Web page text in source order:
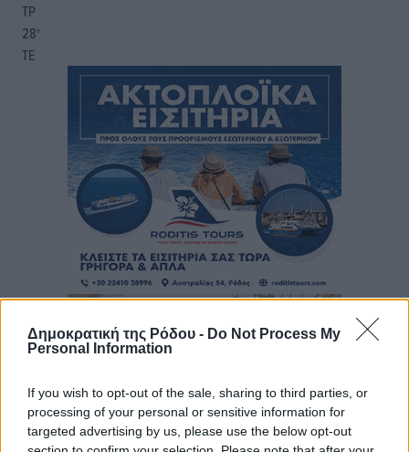
Δημοκρατική της Ρόδου - Do Not Process My
Personal Information
If you wish to opt-out of the sale, sharing to third parties, or
processing of your personal or sensitive information for
targeted advertising by us, please use the below opt-out
ΤΡ
28°
ΤΕ